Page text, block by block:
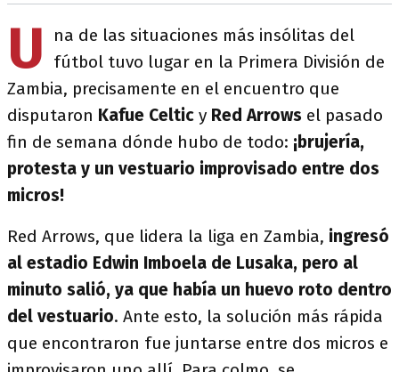
U
na de las situaciones más insólitas del
fútbol tuvo lugar en la Primera División de
Zambia, precisamente en el encuentro que
disputaron Kafue Celtic y Red Arrows el pasado
fin de semana dónde hubo de todo: ¡brujería,
protesta y un vestuario improvisado entre dos
micros!
Red Arrows, que lidera la liga en Zambia, ingresó
al estadio Edwin Imboela de Lusaka, pero al
minuto salió, ya que había un huevo roto dentro
del vestuario. Ante esto, la solución más rápida
que encontraron fue juntarse entre dos micros e